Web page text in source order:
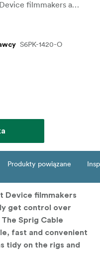
With Sprig Cable Management Device filmmakers and sound recordists can easily get control over unwanted cable chaos on set. The Sprig Cable Management Device is a simple, fast and convenient solution for keeping cable runs tidy on the rigs and other equipment. It is designed for a 1/4"-20 hole.
S6PK-1420-O
Produkty powiązane
Device filmmakers
get control over
Sprig Cable
fast and convenient
tidy on the rigs and